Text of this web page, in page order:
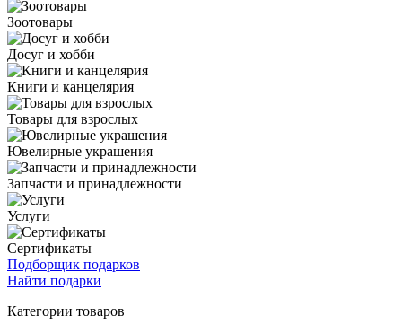
Зоотовары
Досуг и хобби
Книги и канцелярия
Товары для взрослых
Ювелирные украшения
Запчасти и принадлежности
Услуги
Сертификаты
Подборщик подарков
Найти подарки
Категории товаров